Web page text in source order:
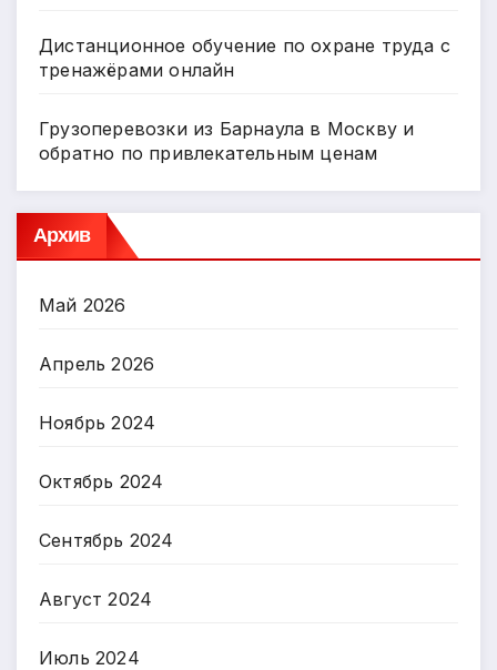
Дистанционное обучение по охране труда с
тренажёрами онлайн
Грузоперевозки из Барнаула в Москву и
обратно по привлекательным ценам
Архив
Май 2026
Апрель 2026
Ноябрь 2024
Октябрь 2024
Сентябрь 2024
Август 2024
Июль 2024